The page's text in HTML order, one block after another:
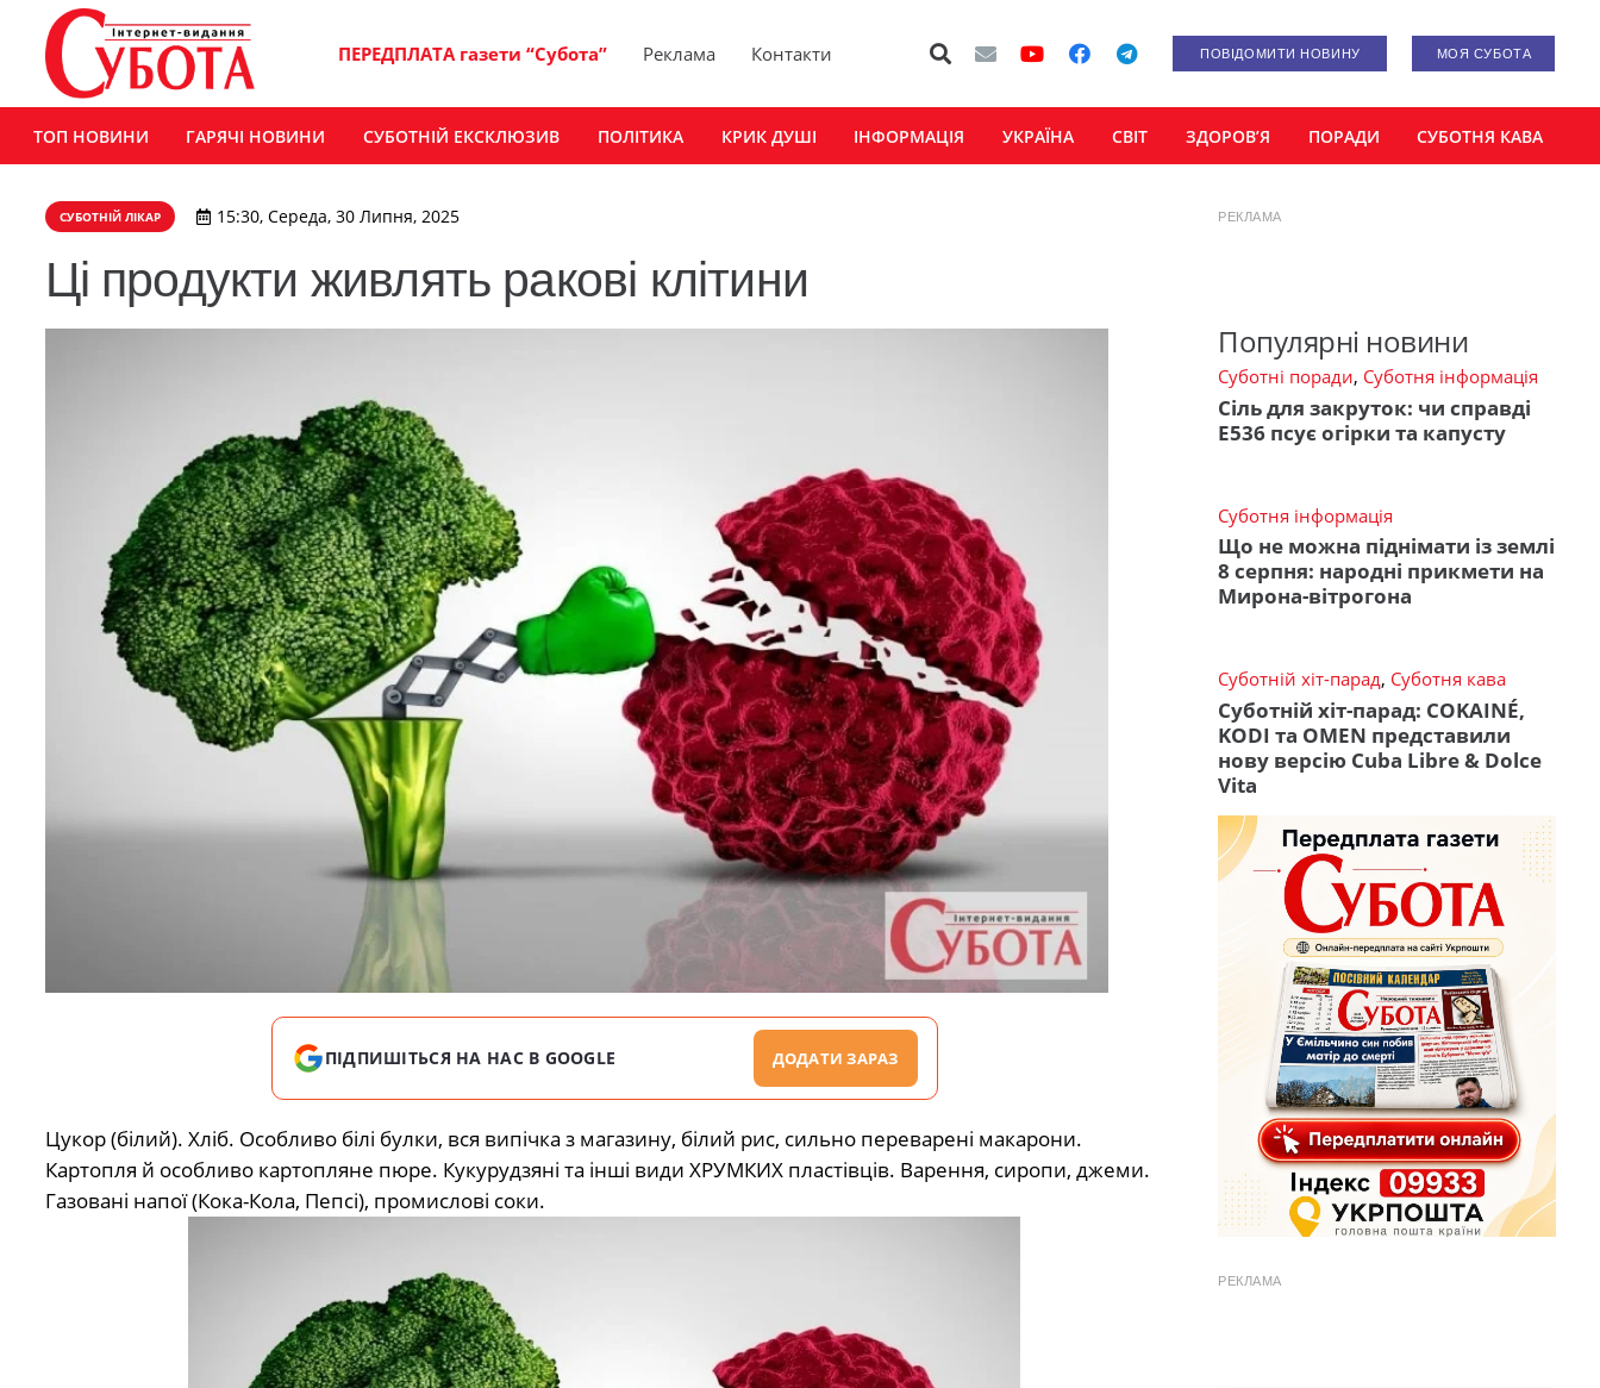
ПЕРЕДПЛАТА газети “Субота” Реклама Контакти ПОВІДОМИТИ НОВИНУ МОЯ СУБОТА
ТОП НОВИНИ ГАРЯЧІ НОВИНИ СУБОТНІЙ ЕКСКЛЮЗИВ ПОЛІТИКА КРИК ДУШІ ІНФОРМАЦІЯ УКРАЇНА СВІТ ЗДОРОВ’Я ПОРАДИ СУБОТНЯ КАВА
СУБОТНІЙ ЛІКАР 15:30, Середа, 30 Липня, 2025
Ці продукти живлять ракові клітини
ПІДПИШІТЬСЯ НА НАС В GOOGLE ДОДАТИ ЗАРАЗ
Цукор (білий). Хліб. Особливо білі булки, вся випічка з магазину, білий рис, сильно переварені макарони.
Картопля й особливо картопляне пюре. Кукурудзяні та інші види ХРУМКИХ пластівців. Варення, сиропи, джеми.
Газовані напої (Кока-Кола, Пепсі), промислові соки.
РЕКЛАМА
Популярні новини
Суботні поради, Суботня інформація
Сіль для закруток: чи справді
Е536 псує огірки та капусту
Суботня інформація
Що не можна піднімати із землі
8 серпня: народні прикмети на
Мирона-вітрогона
Суботній хіт-парад, Суботня кава
Суботній хіт-парад: COKAINÉ,
KODI та OMEN представили
нову версію Cuba Libre & Dolce
Vita
РЕКЛАМА